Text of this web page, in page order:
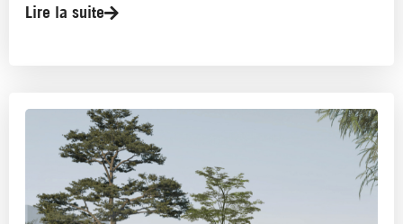
Lire la suite